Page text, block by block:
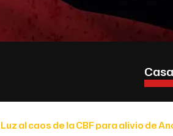
Luz al caos de la CBF para alivio de